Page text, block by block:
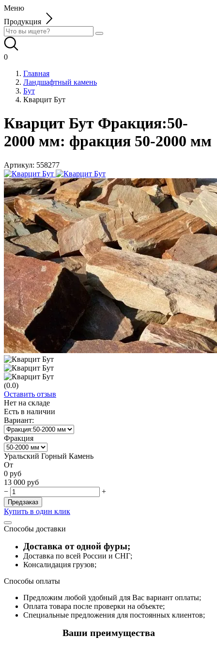
Меню
Продукция
0
Главная
Ландшафтный камень
Бут
Кварцит Бут
Кварцит Бут Фракция:50-
2000 мм: фракция 50-2000 мм
Артикул: 558277
(0.0)
Оставить отзыв
Нет на складе
Есть в наличии
Вариант:
Фракция
Уральский Горный Камень
От
0 руб
13 000 руб
−
+
Предзаказ
Купить в один клик
Способы доставки
Доставка от одной фуры;
Доставка по всей России и СНГ;
Консалидация грузов;
Способы оплаты
Предложим любой удобный для Вас вариант оплаты;
Оплата товара после проверки на объекте;
Специальные предложения для постоянных клиентов;
Ваши преимущества